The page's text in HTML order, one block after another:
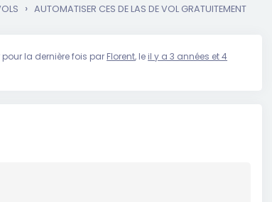
› AUTOMATISER CES DE LAS DE VOL GRATUITEMENT
la dernière fois par Florent, le il y a 3 années et 4